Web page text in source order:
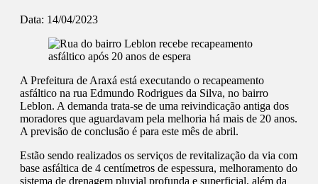
Data: 14/04/2023
A Prefeitura de Araxá está executando o recapeamento
asfáltico na rua Edmundo Rodrigues da Silva, no bairro
Leblon. A demanda trata-se de uma reivindicação antiga dos
moradores que aguardavam pela melhoria há mais de 20 anos.
A previsão de conclusão é para este mês de abril.
Estão sendo realizados os serviços de revitalização da via com
base asfáltica de 4 centímetros de espessura, melhoramento do
sistema de drenagem pluvial profunda e superficial, além da